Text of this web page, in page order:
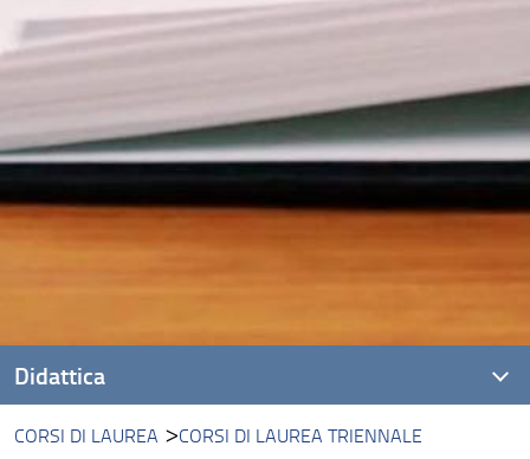
CORSI DI LAUREA CORSI DI LAUREA TRIENNALE
Didattica
Corsi di laurea